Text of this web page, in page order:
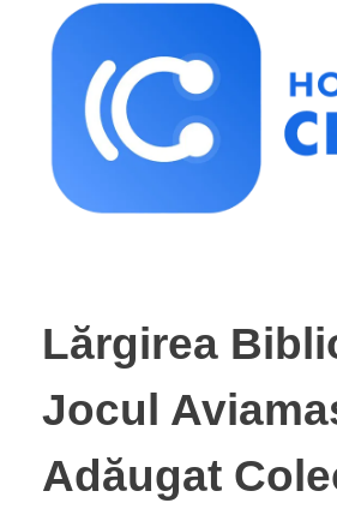
Lărgirea
Jocul
Adăugat